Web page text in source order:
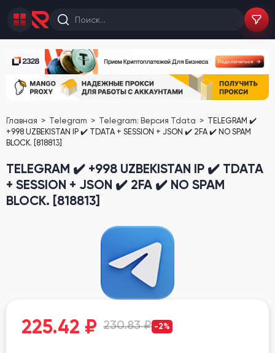
Главная Telegram Telegram: Версия Tdata
TELEGRAM ✔️
+998 UZBEKISTAN IP ✔️ TDATA + SESSION + JSON ✔️ 2FA ✔️ NO SPAM
BLOCK. [818813]
TELEGRAM ✔️ +998 UZBEKISTAN IP ✔️ TDATA
+ SESSION + JSON ✔️ 2FA ✔️ NO SPAM
BLOCK. [818813]
225.42 ₽ 230.83 ₽ -2%